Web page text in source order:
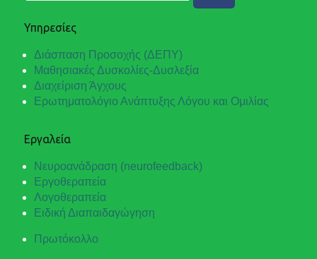
Υπηρεσίες
Διάσπαση Προσοχής (ΔΕΠΥ)
Μαθησιακές Δυσκολίες-Δυσλεξία
Διαχείριση Άγχους
Ερωτηματολόγιο Ανάπτυξης Λόγου και Ομιλίας
Εργαλεία
Νευροανάδραση (neurofeedback)
Εργοθεραπεία
Λογοθεραπεία
Ειδική Διαπαιδαγώγηση
Πρωτόκολλο